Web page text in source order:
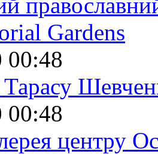
Gardens
00:48
00:48
центру